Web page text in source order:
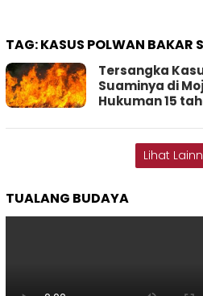
TAG:KASUS POLWAN BAKAR
Tersangka
Suaminya di
Hukuman 15
Lihat
TUALANG BUDAYA